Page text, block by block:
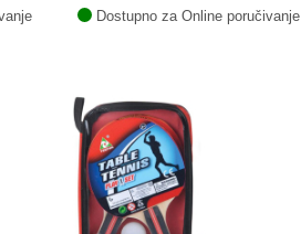
Dostupno za Online poručivanje